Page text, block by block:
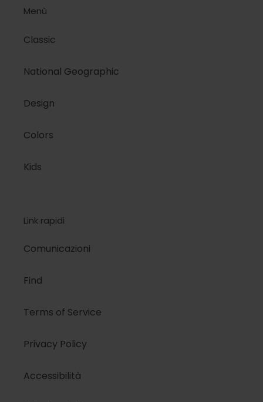
Menù
Classic
National Geographic
Design
Colors
Kids
Link rapidi
Comunicazioni
Find
Terms of Service
Privacy Policy
Accessibilità